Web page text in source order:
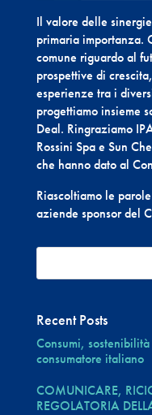
Il valore delle
primaria importanza.
comune riguardo al
prospettive di
esperienze tra i
progettiamo insieme
Deal. Ringraziamo
Rossini Spa e Sun
che hanno dato al
Riascoltiamo le
aziende sponsor del
Recent Posts
Consumi,
consumatore italiano
COMUNICARE,
REGOLATORIA